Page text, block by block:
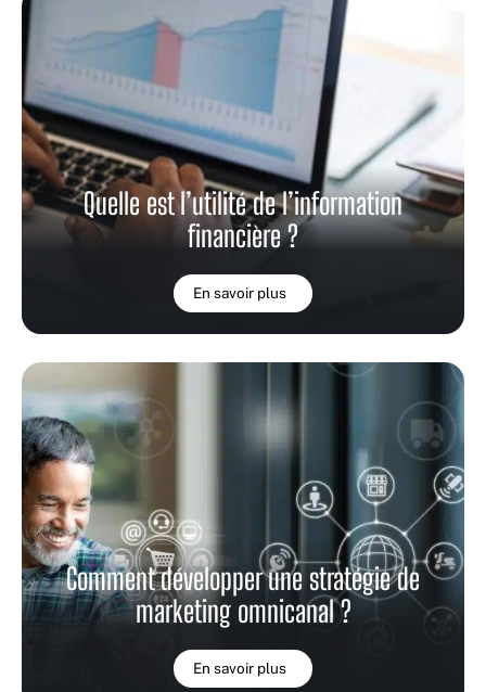
Quelle est l’utilité de l’information
financière ?
En savoir plus
Comment développer une stratégie de
marketing omnicanal ?
En savoir plus